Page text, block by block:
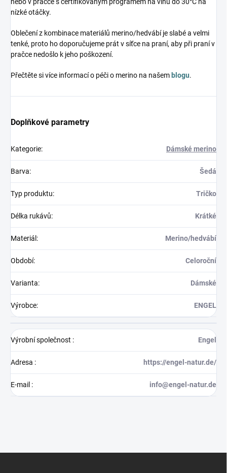
nízké otáčky.
Oblečení z kombinace materiálů merino/hedvábí je slabé a velmi
tenké, proto ho doporučujeme prát v síťce na praní, aby při praní v
pračce nedošlo k jeho poškození.
Přečtěte si více informací o péči o merino na našem blogu.
Doplňkové parametry
Kategorie: Dámské merino
Barva: Šedá
Typ produktu: Tričko
Délka rukávů: Krátké
Materiál : Merino/hedvábí
Období: Celoroční
Varianta: Dámské
Výrobce: ENGEL
Výrobní společnost : Engel
Adresa : https://engel-natur.de/
E-mail : info@engel-natur.de